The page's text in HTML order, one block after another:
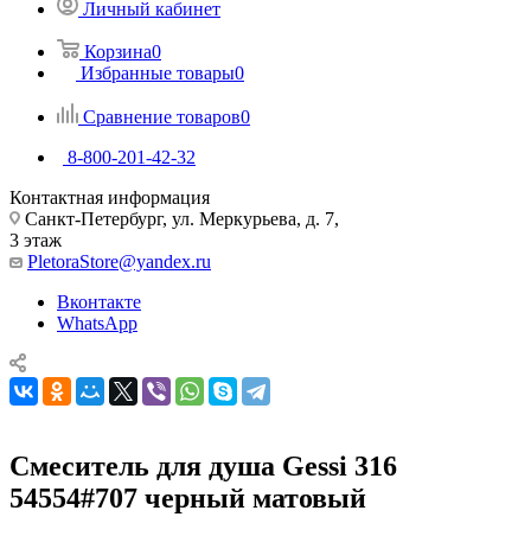
Личный кабинет
Корзина0
Избранные товары0
Сравнение товаров0
8-800-201-42-32
Контактная информация
Санкт-Петербург, ул. Меркурьева, д. 7,
3 этаж
PletoraStore@yandex.ru
Вконтакте
WhatsApp
Смеситель для душа Gessi 316
54554#707 черный матовый